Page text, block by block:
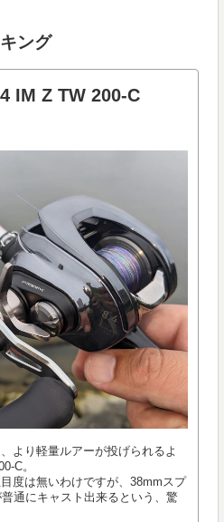
ング
IM Z TW 200-C
より軽量ルアーが投げられるよ
C。
度は無いわけですが、38mmスプ
通にキャスト出来るという、驚